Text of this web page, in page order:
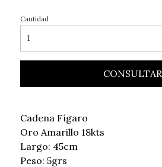
Cantidad
CONSULTAR
Cadena Fígaro
Oro Amarillo 18kts
Largo: 45cm
Peso: 5grs